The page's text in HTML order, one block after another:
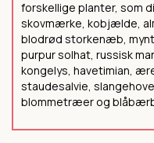
forskellige planter, som
skovmærke, kobjælde,
blodrød storkenæb,
purpur solhat, russisk
kongelys, havetimian,
staudesalvie,
blommetræer og